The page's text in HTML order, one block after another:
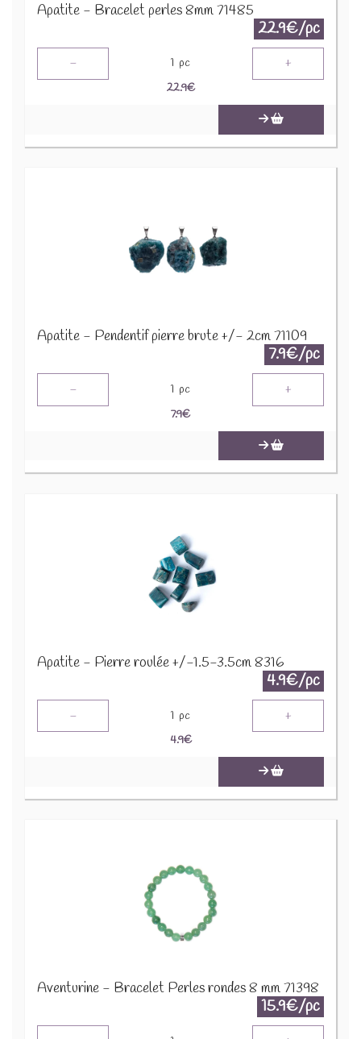
Apatite - Bracelet perles 8mm 71485
22.9€/pc
- 1 pc +
22.9€
Apatite - Pendentif pierre brute +/- 2cm 71109
7.9€/pc
- 1 pc +
7.9€
Apatite - Pierre roulée +/-1.5-3.5cm 8316
4.9€/pc
- 1 pc +
4.9€
Aventurine - Bracelet Perles rondes 8 mm 71398
15.9€/pc